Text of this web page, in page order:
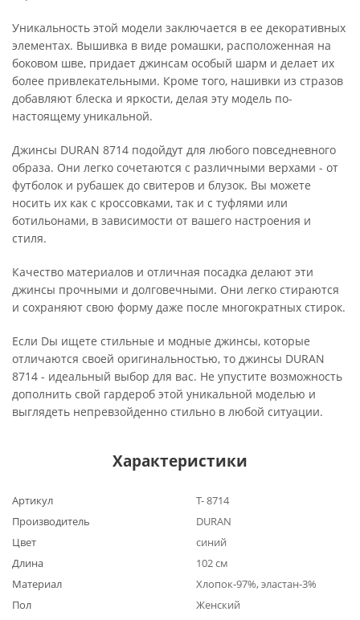
Уникальность этой модели заключается в ее декоративных
элементах. Вышивка в виде ромашки, расположенная на
боковом шве, придает джинсам особый шарм и делает их
более привлекательными. Кроме того, нашивки из стразов
добавляют блеска и яркости, делая эту модель по-
настоящему уникальной.
Джинсы DURAN 8714 подойдут для любого повседневного
образа. Они легко сочетаются с различными верхами - от
футболок и рубашек до свитеров и блузок. Вы можете
носить их как с кроссовками, так и с туфлями или
ботильонами, в зависимости от вашего настроения и
стиля.
Качество материалов и отличная посадка делают эти
джинсы прочными и долговечными. Они легко стираются
и сохраняют свою форму даже после многократных стирок.
Если Dы ищете стильные и модные джинсы, которые
отличаются своей оригинальностью, то джинсы DURAN
8714 - идеальный выбор для вас. Не упустите возможность
дополнить свой гардероб этой уникальной моделью и
выглядеть непревзойденно стильно в любой ситуации.
Характеристики
Артикул
Т- 8714
Производитель
DURAN
Цвет
синий
Длина
102 см
Материал
Хлопок-97%, эластан-3%
Пол
Женский